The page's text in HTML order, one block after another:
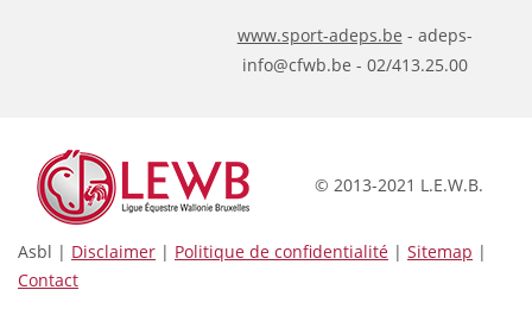
www.sport-adeps.be - adeps-
info@cfwb.be - 02/413.25.00
© 2013-2021 L.E.W.B.
Asbl | Disclaimer | Politique de confidentialité | Sitemap |
Contact